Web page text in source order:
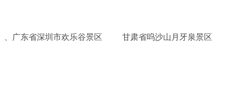
、广东省深圳市欢乐谷景区 甘肃省呜沙山月牙泉景区